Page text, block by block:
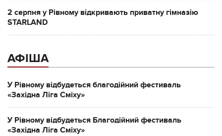
2 серпня у Рівному відкривають приватну гімназію
STARLAND
АФІША
У Рівному відбудеться благодійний фестиваль
«Західна Ліга Сміху»
У Рівному відбудеться Благодійний фестиваль
«Західна Ліга Сміху»